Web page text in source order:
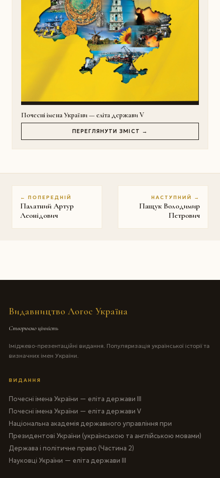
Почесні імена України — еліта держави V
ПЕРЕГЛЯНУТИ ЗМІСТ →
← ПОПЕРЕДНІЙ
Палатний Артур
Леонідович
НАСТУПНИЙ →
Пащук Володимир
Петрович
Видавництво Логос Україна
Створюємо цінність
Іміджево-презентаційні видання. Популяризація української історії та
визначних імен України.
ВИДАННЯ
Почесні імена України — еліта держави III
Почесні імена України — еліта держави V
Національна академія державного управління при
Президентові України (українською та англійською мовами)
Держава і політичне право (Частина 2)
Науковці України — еліта держави III